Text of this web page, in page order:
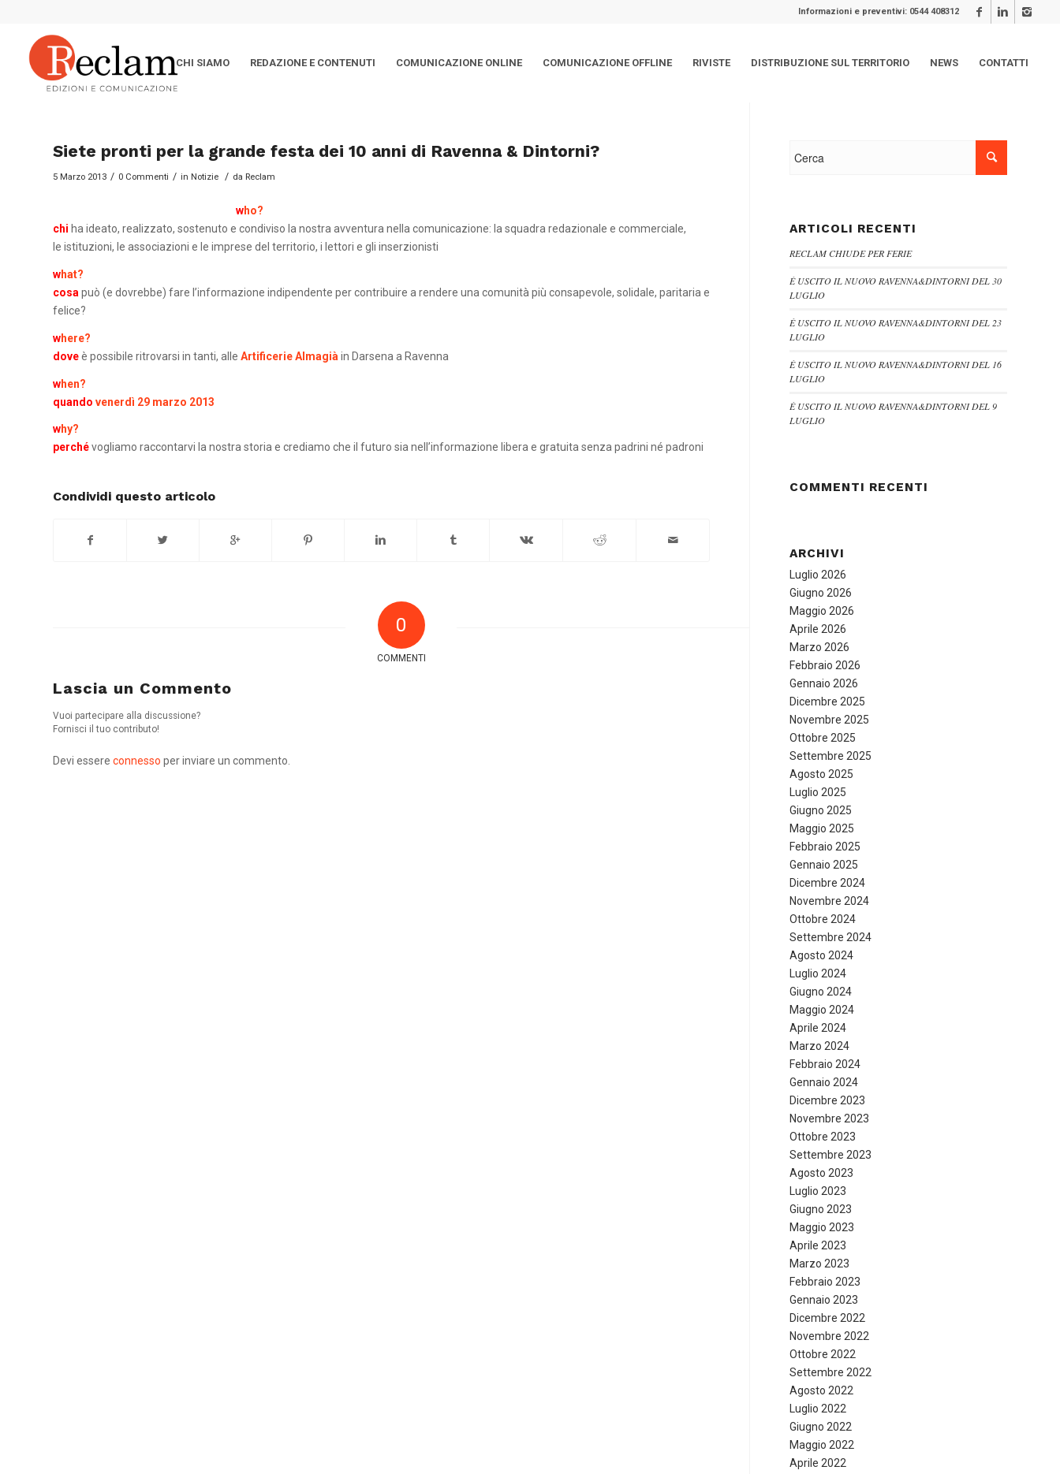
Informazioni e preventivi: 0544 408312
CHI SIAMO REDAZIONE E CONTENUTI COMUNICAZIONE ONLINE COMUNICAZIONE OFFLINE RIVISTE DISTRIBUZIONE SUL TERRITORIO NEWS CONTATTI
Siete pronti per la grande festa dei 10 anni di Ravenna & Dintorni?
5 Marzo 2013 / 0 Commenti / in Notizie / da Reclam
who?
chi ha ideato, realizzato, sostenuto e condiviso la nostra avventura nella comunicazione: la squadra redazionale e commerciale,
le istituzioni, le associazioni e le imprese del territorio, i lettori e gli inserzionisti
what?
cosa può (e dovrebbe) fare l’informazione indipendente per contribuire a rendere una comunità più consapevole, solidale, paritaria e
felice?
where?
doveè possibile ritrovarsi in tanti, alle Artificerie Almagià in Darsena a Ravenna
when?
quando venerdì 29 marzo 2013
why?
perchévogliamo raccontarvi la nostra storia e crediamo che il futuro sia nell’informazione libera e gratuita senza padrini né padroni
Condividi questo articolo
0
COMMENTI
Lascia un Commento
Vuoi partecipare alla discussione?
Fornisci il tuo contributo!
Devi essere connesso per inviare un commento.
ARTICOLI RECENTI
RECLAM CHIUDE PER FERIE
È USCITO IL NUOVO RAVENNA&DINTORNI DEL 30
LUGLIO
È USCITO IL NUOVO RAVENNA&DINTORNI DEL 23
LUGLIO
È USCITO IL NUOVO RAVENNA&DINTORNI DEL 16
LUGLIO
È USCITO IL NUOVO RAVENNA&DINTORNI DEL 9
LUGLIO
COMMENTI RECENTI
ARCHIVI
Luglio 2026
Giugno 2026
Maggio 2026
Aprile 2026
Marzo 2026
Febbraio 2026
Gennaio 2026
Dicembre 2025
Novembre 2025
Ottobre 2025
Settembre 2025
Agosto 2025
Luglio 2025
Giugno 2025
Maggio 2025
Febbraio 2025
Gennaio 2025
Dicembre 2024
Novembre 2024
Ottobre 2024
Settembre 2024
Agosto 2024
Luglio 2024
Giugno 2024
Maggio 2024
Aprile 2024
Marzo 2024
Febbraio 2024
Gennaio 2024
Dicembre 2023
Novembre 2023
Ottobre 2023
Settembre 2023
Agosto 2023
Luglio 2023
Giugno 2023
Maggio 2023
Aprile 2023
Marzo 2023
Febbraio 2023
Gennaio 2023
Dicembre 2022
Novembre 2022
Ottobre 2022
Settembre 2022
Agosto 2022
Luglio 2022
Giugno 2022
Maggio 2022
Aprile 2022